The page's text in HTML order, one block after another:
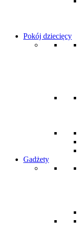
Pokój dziecięcy
Gadżety